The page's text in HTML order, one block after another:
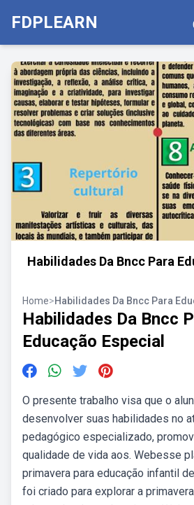
FDPLEARN
Habilidades Da Bncc Para
Home>Habilidades Da Bncc Para
Habilidades Da Bncc
Educação Especial
O presente trabalho visa que o
desenvolver suas habilidades no
pedagógico especializado,
qualidade de vida aos. Webesse
primavera para educação infantil
foi criado para explorar a